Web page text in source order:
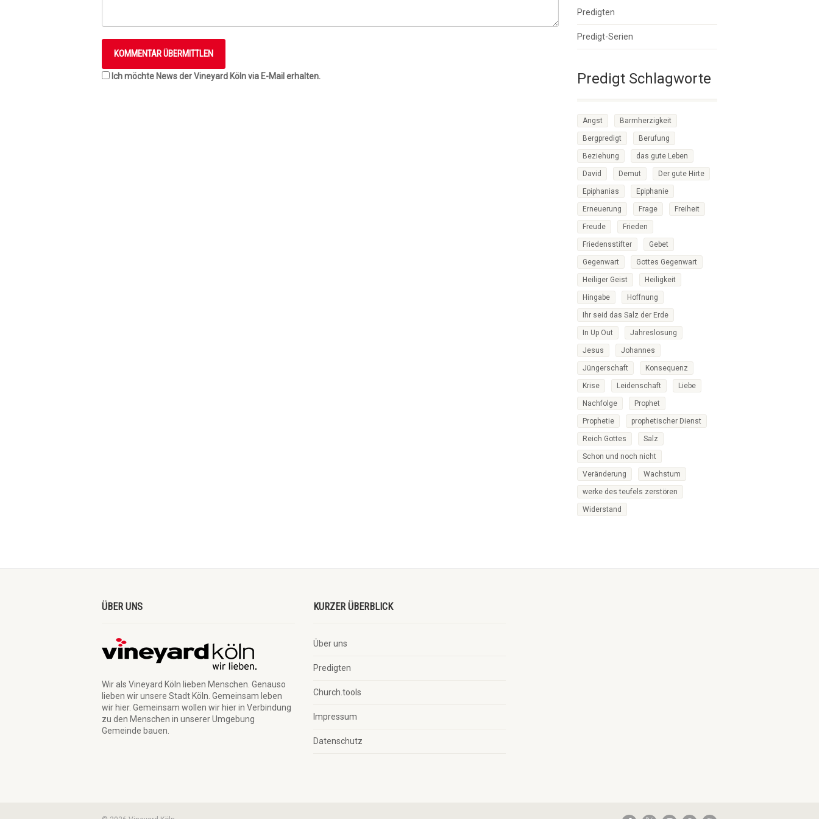
Ich möchte News der Vineyard Köln via E-Mail erhalten.
Predigten
Predigt-Serien
Predigt Schlagworte
Angst Barmherzigkeit
Bergpredigt Berufung
Beziehung das gute Leben
David Demut Der gute Hirte
Epiphanias Epiphanie
Erneuerung Frage Freiheit
Freude Frieden
Friedensstifter Gebet
Gegenwart Gottes Gegenwart
Heiliger Geist Heiligkeit
Hingabe Hoffnung
Ihr seid das Salz der Erde
In Up Out Jahreslosung
Jesus Johannes
Jüngerschaft Konsequenz
Krise Leidenschaft Liebe
Nachfolge Prophet
Prophetie prophetischer Dienst
Reich Gottes Salz
Schon und noch nicht
Veränderung Wachstum
werke des teufels zerstören
Widerstand
ÜBER UNS
Wir als Vineyard Köln lieben Menschen. Genauso
lieben wir unsere Stadt Köln. Gemeinsam leben
wir hier. Gemeinsam wollen wir hier in Verbindung
zu den Menschen in unserer Umgebung
Gemeinde bauen.
KURZER ÜBERBLICK
Über uns
Predigten
Church.tools
Impressum
Datenschutz